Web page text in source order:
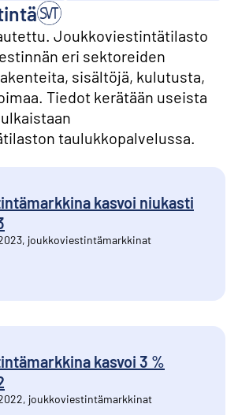
Joukkoviestintätilasto
eri sektoreiden
sisältöjä, kulutusta,
Tiedot kerätään useista
taulukkopalvelussa.
kasvoi niukasti
joukkoviestintämarkkinat
kasvoi 3 %
joukkoviestintämarkkinat